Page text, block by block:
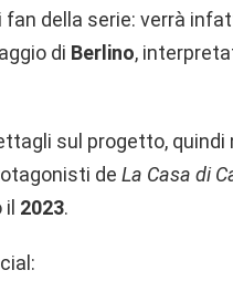
della serie: verrà
di Berlino,
sul progetto, quindi
de La Casa di
2023.